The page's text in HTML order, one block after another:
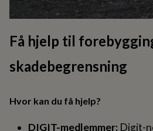
Få hjelp til
skadebegrensning
Hvor kan du få hjelp?
DIGIT-medlemmer: Digit-